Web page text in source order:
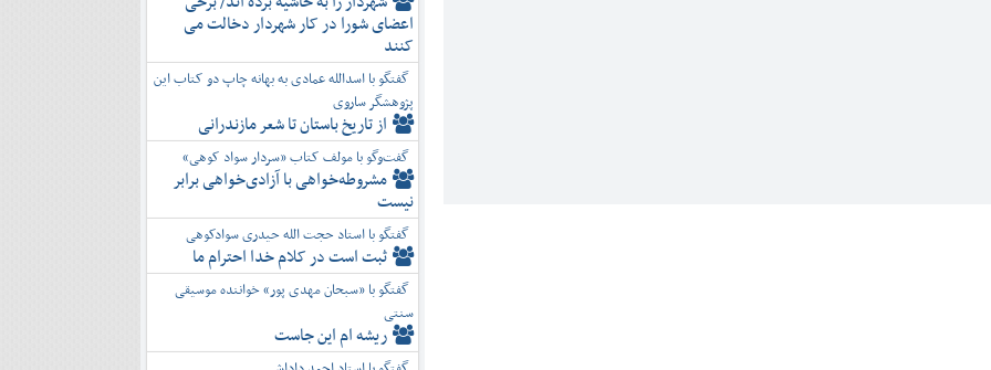
اعضای شورا در کار شهردار دخالت می
کنند
گفتگو با اسدالله عمادی به بهانه چاپ دو کتاب این
پژوهشگر ساروی
از تاریخ باستان تا شعر مازندرانی
گفت‌وگو با مولف کتاب «سردار سواد کوهی»
مشروطه‌خواهی با آزادی‌خواهی برابر
نیست
گفتگو با استاد حجت الله حیدری سوادکوهی
ثبت است در کلام خدا احترام ما
گفتگو با «سبحان مهدی پور» خواننده موسیقی
سنتی
ریشه ام این جاست